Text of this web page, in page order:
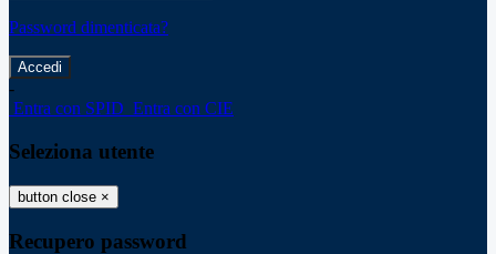
Password dimenticata?
-
Entra con SPID Entra con CIE
Seleziona utente
button close ×
Recupero password